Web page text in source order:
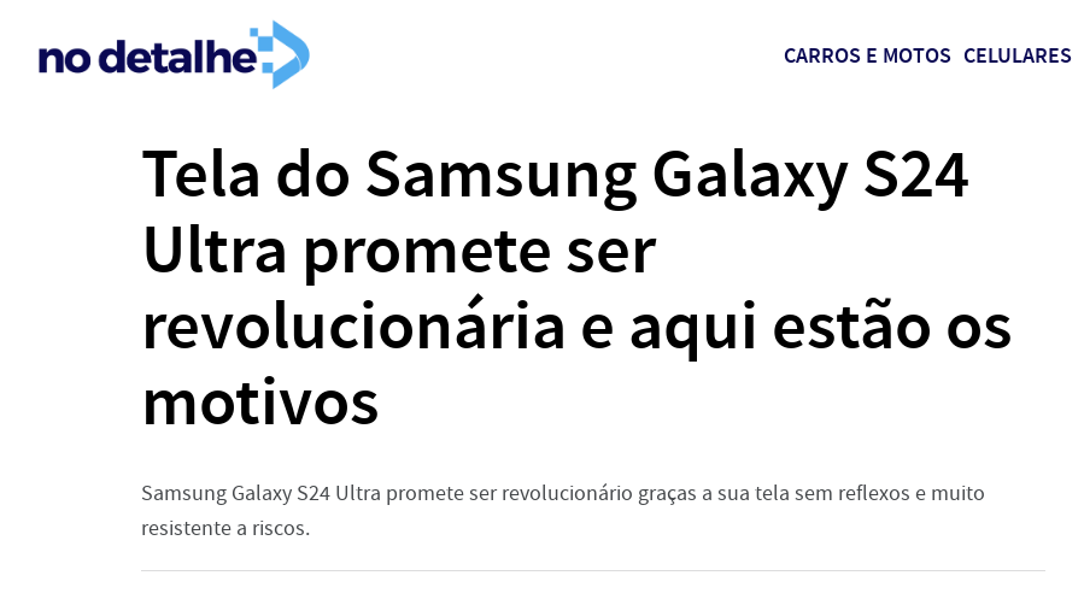
CARROS E MOTOS CELULARES
Tela do Samsung Galaxy S24
Ultra promete ser
revolucionária e aqui estão os
motivos
Samsung Galaxy S24 Ultra promete ser revolucionário graças a sua tela sem reflexos e muito
resistente a riscos.